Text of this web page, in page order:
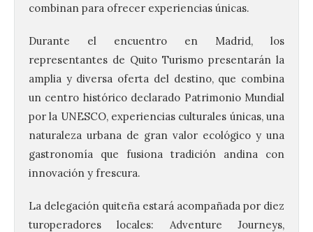
combinan para ofrecer experiencias únicas.
Durante el encuentro en Madrid, los
representantes de Quito Turismo presentarán la
amplia y diversa oferta del destino, que combina
un centro histórico declarado Patrimonio Mundial
por la UNESCO, experiencias culturales únicas, una
naturaleza urbana de gran valor ecológico y una
gastronomía que fusiona tradición andina con
innovación y frescura.
La delegación quiteña estará acompañada por diez
turoperadores locales: Adventure Journeys,